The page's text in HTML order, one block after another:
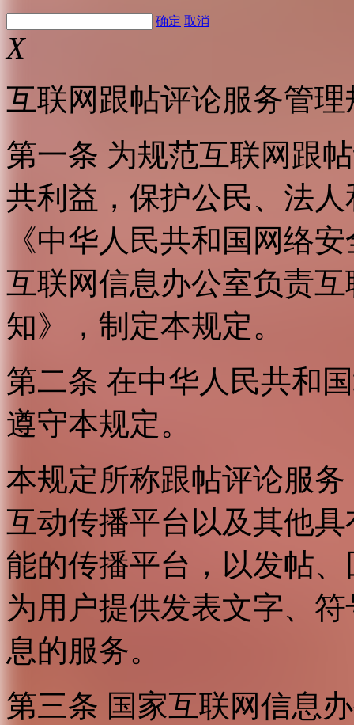
确定 取消
X
互联网跟帖评论服务管理
第一条 为规范互联网跟
共利益，保护公民、法
《中华人民共和国网络
互联网信息办公室负责
知》，制定本规定。
第二条 在中华人民共和
遵守本规定。
本规定所称跟帖评论服
互动传播平台以及其他
能的传播平台，以发帖
为用户提供发表文字、
息的服务。
第三条 国家互联网信息